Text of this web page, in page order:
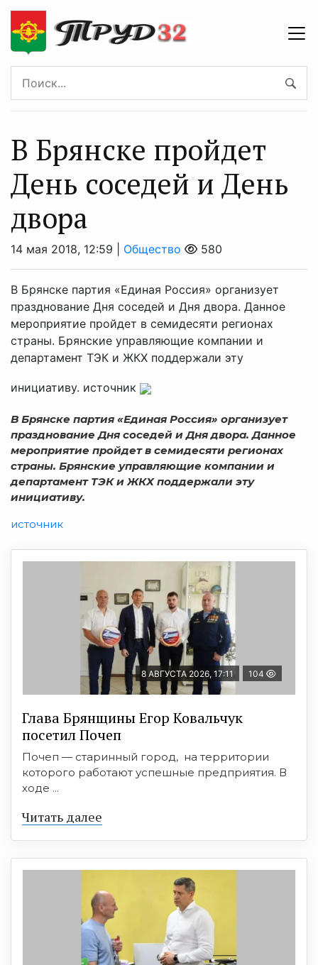
В Брянске пройдет
День соседей и День
двора‍
14 мая 2018, 12:59 | Общество 580
В Брянске партия «Единая Россия» организует
празднование Дня соседей и Дня двора. Данное
мероприятие пройдет в семидесяти регионах
страны. Брянские управляющие компании и
департамент ТЭК и ЖКХ поддержали эту
инициативу. источник
В Брянске партия «Единая Россия» организует
празднование Дня соседей и Дня двора. Данное
мероприятие пройдет в семидесяти регионах
страны. Брянские управляющие компании и
департамент ТЭК и ЖКХ поддержали эту
инициативу.
источник
8 АВГУСТА 2026, 17:11 104
Глава Брянщины Егор Ковальчук
посетил Почеп
Почеп — старинный город, на территории
которого работают успешные предприятия. В
ходе ...
Читать далее